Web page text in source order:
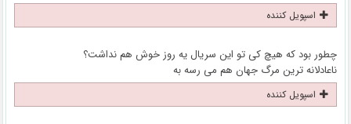
اسپویل کننده
چطور بود که هیچ کی تو این سریال یه روز خوش هم نداشت؟
ناعادلانه ترین مرگ جهان هم می رسه به
اسپویل کننده